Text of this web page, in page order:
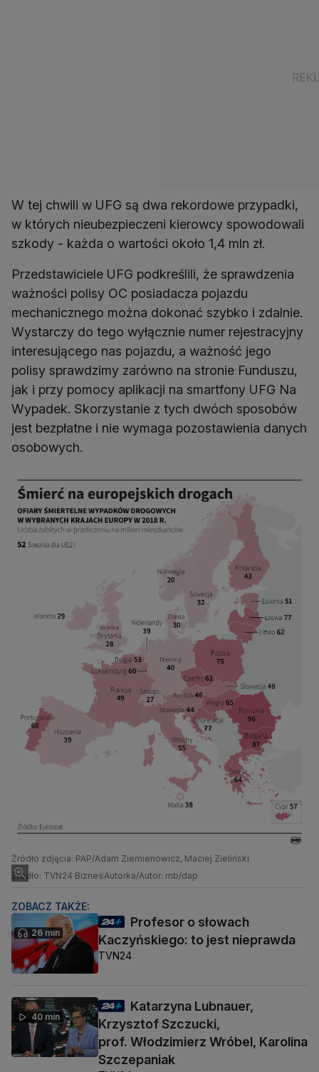
W tej chwili w UFG są dwa rekordowe przypadki,
w których nieubezpieczeni kierowcy spowodowali
szkody - każda o wartości około 1,4 mln zł.
Przedstawiciele UFG podkreślili, że sprawdzenia
ważności polisy OC posiadacza pojazdu
mechanicznego można dokonać szybko i zdalnie.
Wystarczy do tego wyłącznie numer rejestracyjny
interesującego nas pojazdu, a ważność jego
polisy sprawdzimy zarówno na stronie Funduszu,
jak i przy pomocy aplikacji na smartfony UFG Na
Wypadek. Skorzystanie z tych dwóch sposobów
jest bezpłatne i nie wymaga pozostawienia danych
osobowych.
Źródło zdjęcia: PAP/Adam Ziemienowicz, Maciej Zieliński
Źródło: TVN24 BiznesAutorka/Autor: mb/dap
ZOBACZ TAKŻE:
26 min
Profesor o słowach
Kaczyńskiego: to jest nieprawda
TVN24
40 min
Katarzyna Lubnauer,
Krzysztof Szczucki,
prof. Włodzimierz Wróbel, Karolina
Szczepaniak